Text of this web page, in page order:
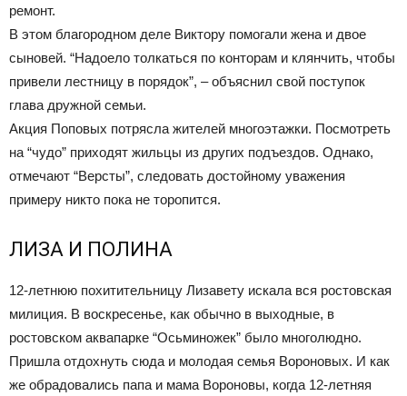
ремонт.
В этом благородном деле Виктору помогали жена и двое
сыновей. “Надоело толкаться по конторам и клянчить, чтобы
привели лестницу в порядок”, – объяснил свой поступок
глава дружной семьи.
Акция Поповых потрясла жителей многоэтажки. Посмотреть
на “чудо” приходят жильцы из других подъездов. Однако,
отмечают “Версты”, следовать достойному уважения
примеру никто пока не торопится.
ЛИЗА И ПОЛИНА
12-летнюю похитительницу Лизавету искала вся ростовская
милиция. В воскресенье, как обычно в выходные, в
ростовском аквапарке “Осьминожек” было многолюдно.
Пришла отдохнуть сюда и молодая семья Вороновых. И как
же обрадовались папа и мама Вороновы, когда 12-летняя